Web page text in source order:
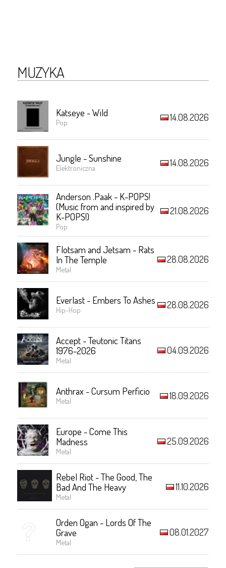
MUZYKA
Katseye - Wild
Pop 14.08.2026
Jungle - Sunshine
Elektroniczna 14.08.2026
Anderson .Paak - K-POPS!
(Music from and inspired by
K-POPS!)
Pop
21.08.2026
Flotsam and Jetsam - Rats
In The Temple
Metal
28.08.2026
Everlast - Embers To Ashes
Hip-Hop 28.08.2026
Accept - Teutonic Titans
1976-2026
Metal
04.09.2026
Anthrax - Cursum Perficio
Metal 18.09.2026
Europe - Come This
Madness
Metal
25.09.2026
Rebel Riot - The Good, The
Bad And The Heavy
Metal
11.10.2026
Orden Ogan - Lords Of The
Grave
Metal
08.01.2027